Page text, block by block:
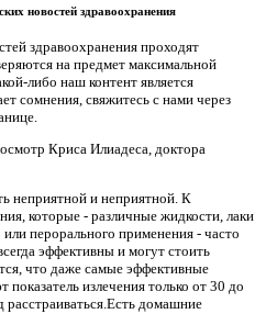
новостей здравоохранения
здравоохранения проходят
на предмет максимальной
либо наш контент является
сомнения, свяжитесь с нами через
Криса Илиадеса, доктора
неприятной и неприятной. К
которые - различные жидкости, лаки
перорального применения - часто
эффективны и могут стоить
что даже самые эффективные
излечения только от 30 до
расстраиваться.Есть домашние